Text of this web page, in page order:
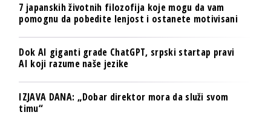
7 japanskih životnih filozofija koje mogu da vam
pomognu da pobedite lenjost i ostanete motivisani
Dok AI giganti grade ChatGPT, srpski startap pravi
AI koji razume naše jezike
IZJAVA DANA: „Dobar direktor mora da služi svom
timu“